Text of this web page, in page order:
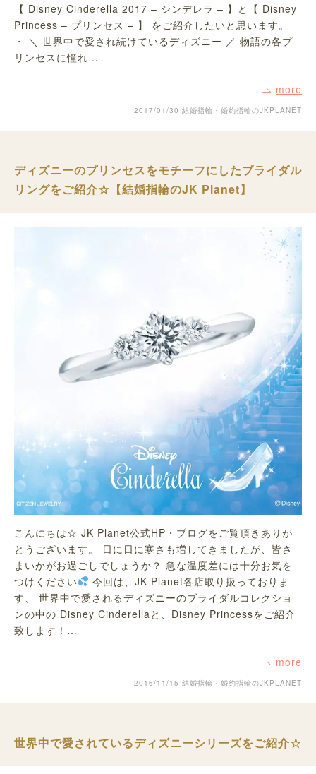
【 Disney Cinderella 2017 – シンデレラ – 】と【 Disney
Princess – プリンセス – 】 をご紹介したいと思います。
・ ＼ 世界中で愛され続けているディズニー ／ 物語の各プ
リンセスに憧れ…
more
2017/01/30 結婚指輪・婚約指輪のJKPLANET
ディズニーのプリンセスをモチーフにしたブライダル
リングをご紹介☆【結婚指輪のJK Planet】
こんにちは☆ JK Planet公式HP・ブログをご覧頂きありが
とうございます。 日に日に寒さも増してきましたが、皆さ
まいかがお過ごしでしょうか？ 急な温度差には十分お気を
つけください
今回は、JK Planet各店取り扱っておりま
す、 世界中で愛されるディズニーのブライダルコレクショ
ンの中の Disney Cinderellaと、Disney Princessをご紹介
致します！…
more
2016/11/15 結婚指輪・婚約指輪のJKPLANET
世界中で愛されているディズニーシリーズをご紹介☆